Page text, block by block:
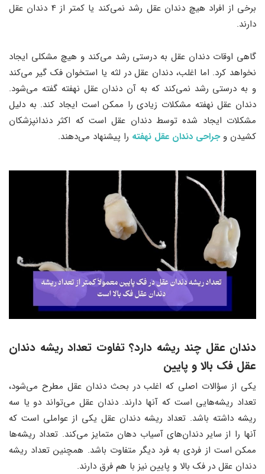
برخی از افراد هیچ دندان عقل رشد نمی‌کند یا کمتر از 4 دندان عقل
دارند.
گاهی اوقات دندان عقل به درستی رشد می‌کند و هیچ مشکلی ایجاد
نخواهد کرد. اما اغلب، دندان عقل در لثه یا استخوان فک گیر می‌کند
و به درستی رشد نمی‌کند که به آن دندان عقل نهفته گفته می‌شود.
دندان عقل نهفته مشکلات زیادی را ممکن است ایجاد کند. به دلیل
مشکلات ایجاد شده توسط دندان عقل است که اکثر دندانپزشکان
کشیدن وجراحی دندان عقل نهفته را پیشنهاد می‌دهند.
دندان عقل چند ریشه دارد؟ تفاوت تعداد ریشه دندان
عقل فک بالا و پایین
یکی از سؤالات اصلی که اغلب در بحث دندان عقل مطرح می‌شود،
تعداد ریشه‌هایی است که آنها دارند. دندان عقل می‌تواند دو یا سه
ریشه داشته باشد. تعداد ریشه دندان عقل یکی از عواملی است که
آنها را از سایر دندان‌های آسیاب دهان متمایز می‌کند. تعداد ریشه‌ها
ممکن است از فردی به فرد دیگر متفاوت باشد. همچنین تعداد ریشه
دندان عقل در فک بالا و پایین نیز با هم فرق دارند.